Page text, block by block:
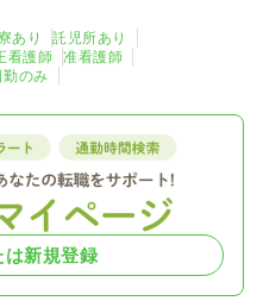
あり
託児所あり
看護師
准看護師
勤のみ
は新規登録